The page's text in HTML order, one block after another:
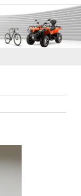
1kg